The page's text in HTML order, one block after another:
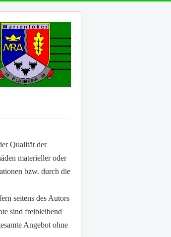
Qualität der
materieller oder
bzw. durch die
seitens des Autors
sind freibleibend
Angebot ohne